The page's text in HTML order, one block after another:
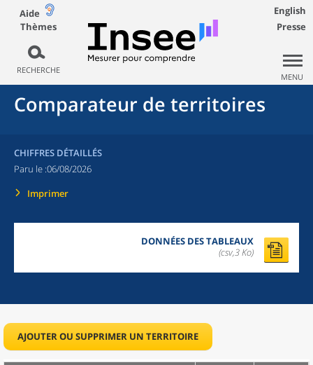
Aide
Thèmes
RECHERCHE
English
Presse
MENU
Comparateur de territoires
CHIFFRES DÉTAILLÉS
Paru le :06/08/2026
Imprimer
DONNÉES DES TABLEAUX
(csv,3 Ko)
AJOUTER OU SUPPRIMER UN TERRITOIRE